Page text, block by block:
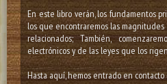
En este libro verán, los fundamentos
los que encontraremos las magnitudes
relacionados; También,
electrónicos y de las leyes que los
Hasta aquí, hemos entrado en